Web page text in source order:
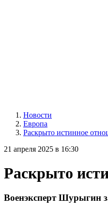
Новости
Европа
Раскрыто истинное
21 апреля 2025 в 16:30
Раскрыто
Военэксперт Шурыгин